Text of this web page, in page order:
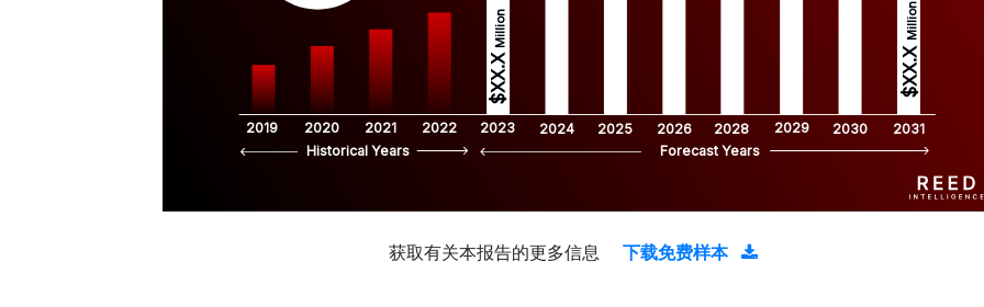
2019 2020 2021 2022 2023 2024 2025 2026 2028 2029 2030 2031
$XX.X
Million
$XX.X
Million
Historical Years Forecast Years
获取有关本报告的更多信息 下载免费样本